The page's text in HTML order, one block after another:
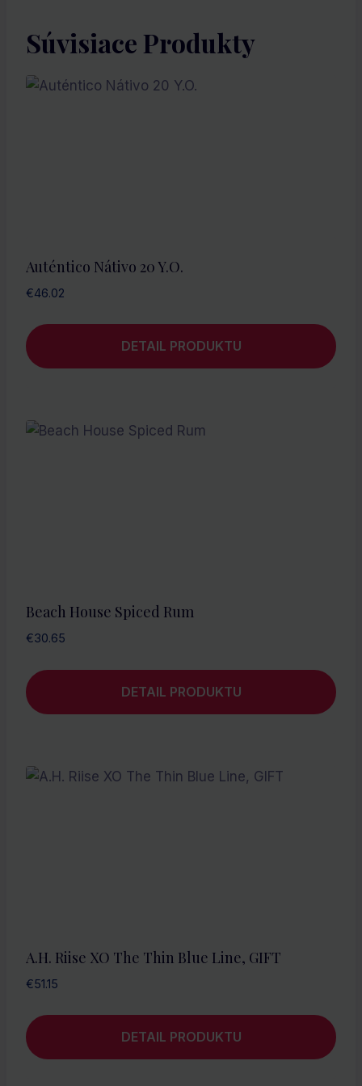
Súvisiace Produkty
Auténtico Nátivo 20 Y.O.
€46.02
DETAIL PRODUKTU
Beach House Spiced Rum
€30.65
DETAIL PRODUKTU
A.H. Riise XO The Thin Blue Line, GIFT
€51.15
DETAIL PRODUKTU